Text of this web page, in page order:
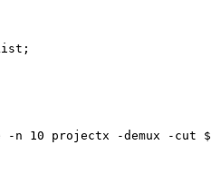
-n 10 projectx -demux -